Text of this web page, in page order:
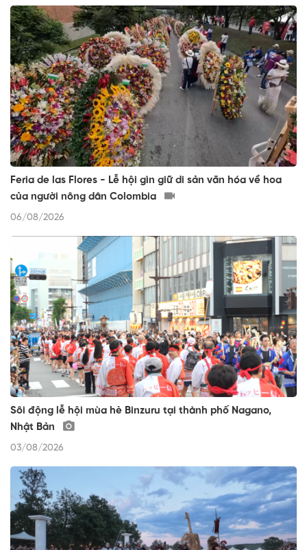
Feria de las Flores - Lễ hội gìn giữ di sản văn hóa về hoa
của người nông dân Colombia
06/08/2026
Sôi động lễ hội mùa hè Binzuru tại thành phố Nagano,
Nhật Bản
03/08/2026